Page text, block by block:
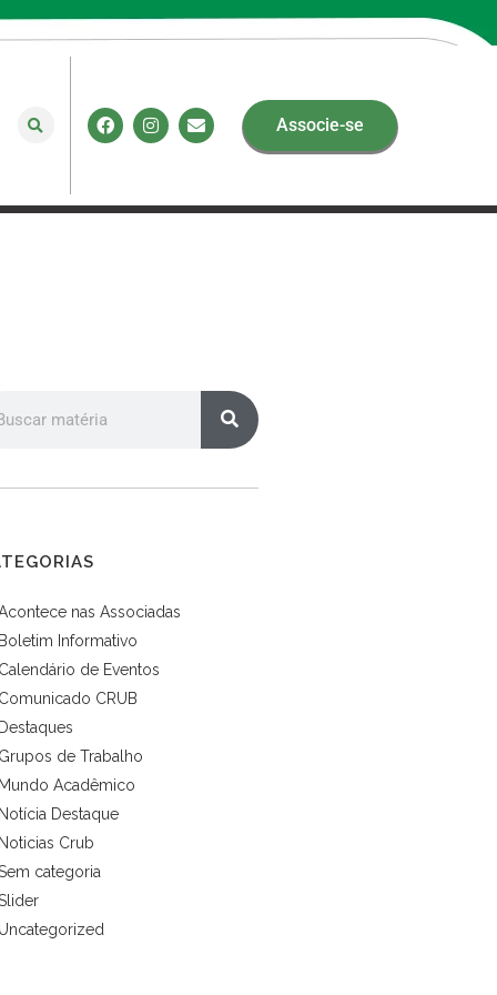
Associe-se
nas Associadas
Boletim Informativo
Calendário de Eventos
Comunicado CRUB
Destaques
Grupos de Trabalho
Mundo Acadêmico
Notícia Destaque
Noticias Crub
categoria
Uncategorized